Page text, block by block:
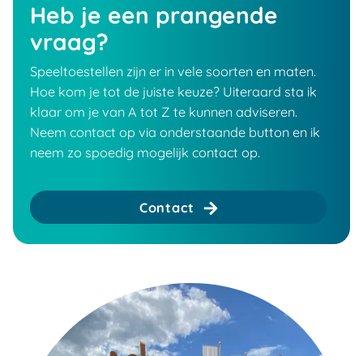
Heb je een prangende
vraag?
Speeltoestellen zijn er in vele soorten en maten.
Hoe kom je tot de juiste keuze? Uiteraard sta ik
klaar om je van A tot Z te kunnen adviseren.
Neem contact op via onderstaande button en ik
neem zo spoedig mogelijk contact op.
Contact